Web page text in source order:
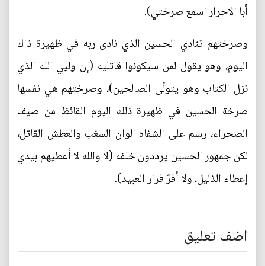
أبا الاحرار اسمع صرختي).
وصرختهم تنادي الحسين الذي نادى ربه في ظهيرة ذاك
اليوم، وهو يقول لمن سيكونوا قاتليه (إن وليي الله الذي
نزل الكتاب وهو يتولّى الصالحين)، وصرختهم هي نفسها
صرخة الحسين في ظهيرة ذلك اليوم القائظ من صيف
الصحراء، رسم على الشفاه الوان السغب والعطش القاتل،
لكن جمهور الحسين يرددون خلفه (لا والله لا أعطيهم بيدي
إعطاء الذليل، ولا أفرّ فرار العبيد).
اضف تعليق